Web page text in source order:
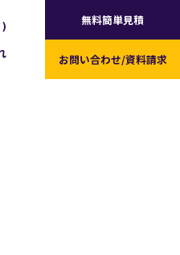
無料簡単見積
お問い合わせ/資料請求